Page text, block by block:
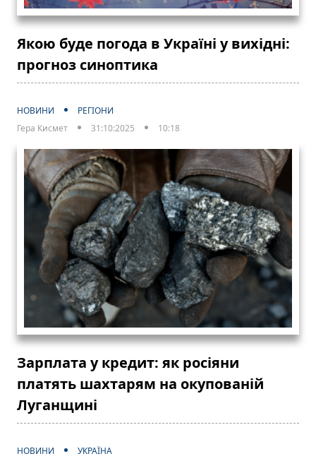
Якою буде погода в Україні у вихідні:
прогноз синоптика
НОВИНИ
РЕГІОНИ
Гера Кисмет
31:10:2025 10:18
Зарплата у кредит: як росіяни
платять шахтарям на окупованій
Луганщині
НОВИНИ
УКРАЇНА